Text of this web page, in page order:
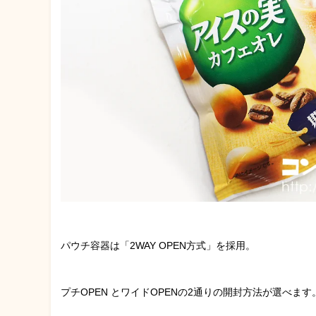
パウチ容器は「2WAY OPEN方式」を採用。
プチOPEN とワイドOPENの2通りの開封方法が選べます